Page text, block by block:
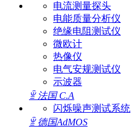
电流测量探头
电能质量分析仪
绝缘电阻测试仪
微欧计
热像仪
电气安规测试仪
示波器
ꁇ 法国 C.A
闪烁噪声测试系统
ꁇ 德国AdMOS